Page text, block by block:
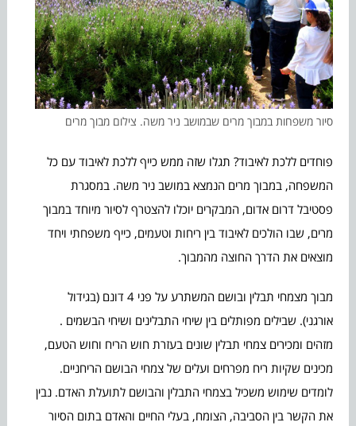
סיור משפחות במבוך מרים שבמושב ניר משה. צילום מבוך מרים
פוחדים ללכת לאיבוד? תגלו שזה ממש כייף ללכת לאיבוד עם כל
המשפחה, במבוך מרים הנמצא במושב ניר משה. במסגרת
פסטיבל דרום אדום, המבקרים יוכלו להצטרף לסיור מיוחד במבוך
מרים, שבו הולכים לאיבוד בין ריחות וטעמים, כייף משפחתי ויחד
מוצאים את הדרך החוצה מהמבוך.
מבוך מצמחי תבלין ובושם המשתרע על פני 4 דונם (בגידול
אורגני). שבילים מפותלים בין שיחי התבלינים ושיחי הבשמים .
מזהים ומכירים צמחי תבלין שונים בעזרת חוש הריח וחוש הטעם,
מכינים שקיות ריח מפרחים ועלים של צמחי הבושם הריחניים.
לומדים שימוש משכיל בצמחי התבלין והבושם לתועלת האדם. נבין
את הקשר בין הסביבה, הצומח, בעלי החיים והאדם בתום הסיור